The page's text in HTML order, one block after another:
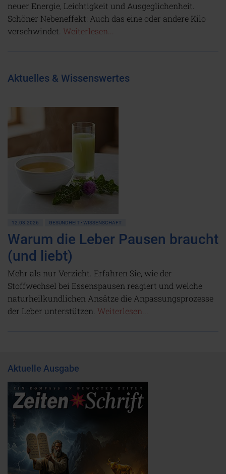
neuer Energie, Leichtigkeit und Ausgeglichenheit.
Schöner Nebeneffekt: Auch das eine oder andere Kilo
verschwindet. Weiterlesen...
Aktuelles & Wissenswertes
12.03.2026 GESUNDHEIT • WISSENSCHAFT
Warum die Leber Pausen braucht
(und liebt)
Mehr als nur Verzicht. Erfahren Sie, wie der
Stoffwechsel bei Essenspausen reagiert und welche
naturheilkundlichen Ansätze die Anpassungsprozesse
der Leber unterstützen. Weiterlesen...
Aktuelle Ausgabe